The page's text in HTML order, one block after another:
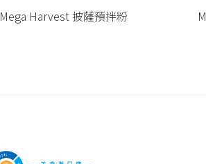
Mega Harvest 鬆餅預拌粉